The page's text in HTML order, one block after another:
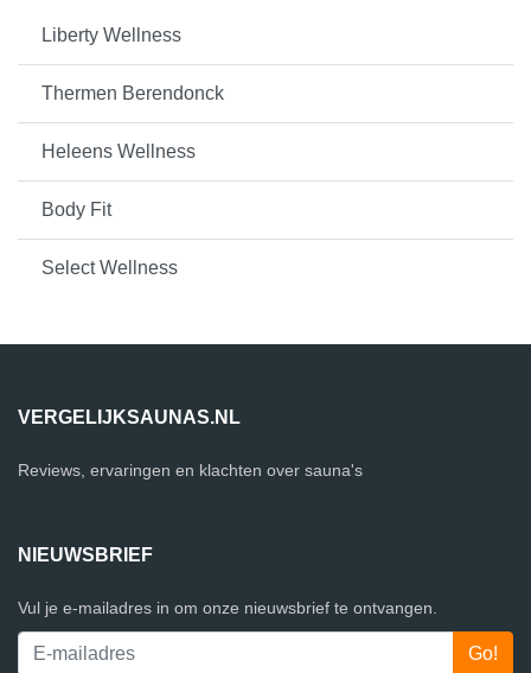
Liberty Wellness
Thermen Berendonck
Heleens Wellness
Body Fit
Select Wellness
VERGELIJKSAUNAS.NL
Reviews, ervaringen en klachten over sauna's
NIEUWSBRIEF
Vul je e-mailadres in om onze nieuwsbrief te ontvangen.